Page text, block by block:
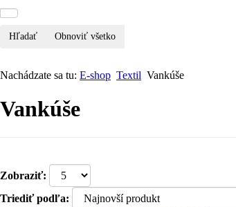
Hľadať Obnoviť všetko
Nachádzate sa tu: E-shop Textil Vankúše
Vankúše
Zobraziť:
Triediť podľa: